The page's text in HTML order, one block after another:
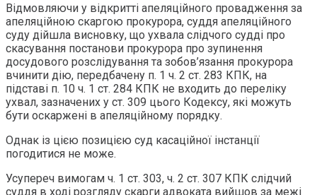
Відмовляючи у відкритті апеляційного провадження за
апеляційною скаргою прокурора, суддя апеляційного
суду дійшла висновку, що ухвала слідчого судді про
скасування постанови прокурора про зупинення
досудового розслідування та зобов’язання прокурора
вчинити дію, передбачену п. 1 ч. 2 ст. 283 КПК, на
підставі п. 10 ч. 1 ст. 284 КПК не входить до переліку
ухвал, зазначених у ст. 309 цього Кодексу, які можуть
бути оскаржені в апеляційному порядку.
Однак із цією позицією суд касаційної інстанції
погодитися не може.
Усупереч вимогам ч. 1 ст. 303, ч. 2 ст. 307 КПК слідчий
суддя в ході розгляду скарги адвоката вийшов за межі